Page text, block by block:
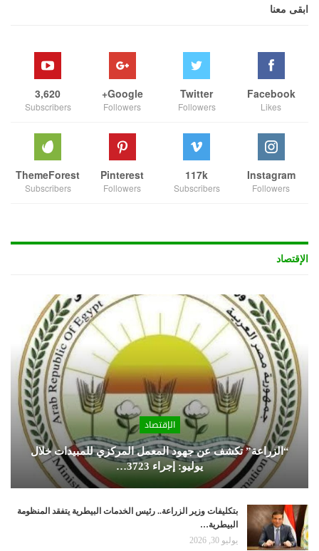
ابقى معنا
Facebook
Likes
Twitter
Followers
Google+
Followers
3,620
Subscribers
Instagram
Followers
117k
Subscribers
Pinterest
Followers
ThemeForest
Subscribers
الإقتصاد
الإقتصاد
“الزراعة” تكشف عن جهود المعمل المركزي للمبيدات خلال
يوليو: إجراء 3723…
بتكليفات وزير الزراعة.. رئيس الخدمات البيطرية يتفقد المنظومة
البيطرية…
يوليو 30, 2026